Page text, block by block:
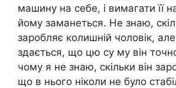
машину на себе, і вимагати її
йому заманеться. Не знаю,
заробляє колишній чоловік,
здається, що цю су му він
чому я не знаю, скільки він
що в нього ніколи не було